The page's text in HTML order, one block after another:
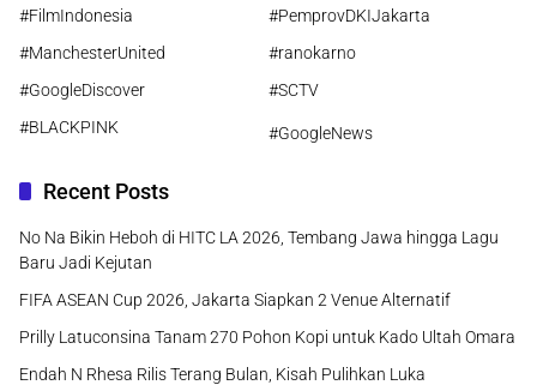
#FilmIndonesia
#PemprovDKIJakarta
#ManchesterUnited
#ranokarno
#GoogleDiscover
#SCTV
#BLACKPINK
#GoogleNews
Recent Posts
No Na Bikin Heboh di HITC LA 2026, Tembang Jawa hingga Lagu
Baru Jadi Kejutan
FIFA ASEAN Cup 2026, Jakarta Siapkan 2 Venue Alternatif
Prilly Latuconsina Tanam 270 Pohon Kopi untuk Kado Ultah Omara
Endah N Rhesa Rilis Terang Bulan, Kisah Pulihkan Luka